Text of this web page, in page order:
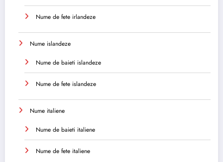
Nume de fete irlandeze
Nume islandeze
Nume de baieti islandeze
Nume de fete islandeze
Nume italiene
Nume de baieti italiene
Nume de fete italiene